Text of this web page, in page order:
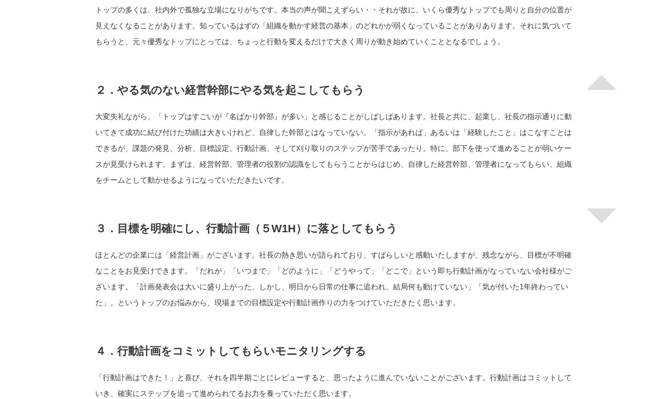
トップの多くは、社内外で孤独な立場になりがちです。本当の声が聞こえずらい・・それが故に、いくら優秀なトップでも周りと自分の位置が
見えなくなることがあります。知っているはずの「組織を動かす経営の基本」のどれかが弱くなっていることがありあります。それに気づいて
もらうと、元々優秀なトップにとっては、ちょっと行動を変えるだけで大きく周りが動き始めていくこととなるでしょう。
２．やる気のない経営幹部にやる気を起こしてもらう
大変失礼ながら、「トップはすごいが『名ばかり幹部』が多い」と感じることがしばしばあります。社長と共に、起業し、社長の指示通りに動
いてきて成功に結び付けた功績は大きいけれど、自律した幹部とはなっていない。「指示があれば」あるいは「経験したこと」はこなすことは
できるが、課題の発見、分析、目標設定、行動計画、そして刈り取りのステップが苦手であったり。特に、部下を使って進めることが弱いケー
スが見受けられます。まずは、経営幹部、管理者の役割の認識をしてもらうことからはじめ、自律した経営幹部、管理者になってもらい、組織
をチームとして動かせるようになっていただきたいです。
３．目標を明確にし、行動計画（５W1H）に落としてもらう
ほとんどの企業には「経営計画」がございます。社長の熱き思いが語られており、すばらしいと感動いたしますが、残念ながら、目標が不明確
なことをお見受けできます。「だれが」「いつまで」「どのように」「どうやって」「どこで」という即ち行動計画がなっていない会社様がご
ざいます。「計画発表会は大いに盛り上がった、しかし、明日から日常の仕事に追われ、結局何も動けていない」「気が付いた1年終わってい
た」。というトップのお悩みから、現場までの目標設定や行動計画作りの力をつけていただきたく思います。
４．行動計画をコミットしてもらいモニタリングする
「行動計画はできた！」と喜び、それを四半期ごとにレビューすると、思ったように進んでいないことがございます。行動計画はコミットして
いき、確実にステップを追って進められてるお力を養っていただく思います。